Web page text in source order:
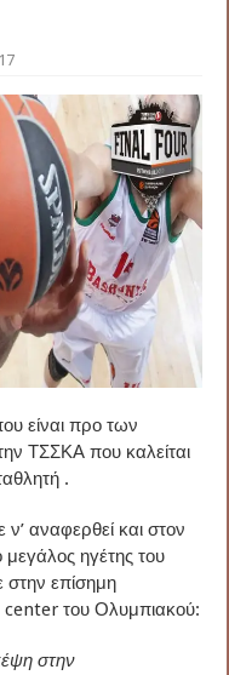
είναι προ των
ΤΣΣΚΑ που καλείται
.
αναφερθεί και στον
ηγέτης του
στην επίσημη
center του Ολυμπιακού:
στην